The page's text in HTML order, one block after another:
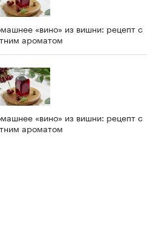
«вино» из вишни: рецепт с
ароматом
«вино» из вишни: рецепт с
ароматом